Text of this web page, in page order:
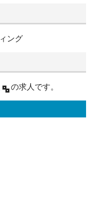
ング
の求人です。